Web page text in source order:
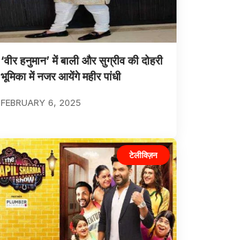
‘वीर हनुमान’ में बाली और सुग्रीव की दोहरी
भूमिका में नजर आयेंगे महीर पांधी
FEBRUARY 6, 2025
टेलीविज़न